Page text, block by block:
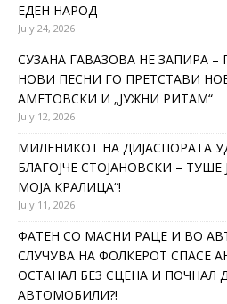
ЕДЕН НАРОД
July 24, 2026
СУЗАНА ГАВАЗОВА НЕ ЗАПИРА –
НОВИ ПЕСНИ ГО ПРЕТСТАВИ
АМЕТОВСКИ И „ЈУЖНИ РИТАМ“
July 12, 2026
МИЛЕНИКОТ НА ДИЈАСПОРАТА
БЛАГОЈЧЕ СТОЈАНОВСКИ –
МОЈА КРАЛИЦА“!
July 11, 2026
ФАТЕН СО МАСНИ РАЦЕ И ВО
СЛУЧУВА НА ФОЛКЕРОТ СПАСЕ
ОСТАНАЛ БЕЗ СЦЕНА И ПОЧНАЛ
АВТОМОБИЛИ?!